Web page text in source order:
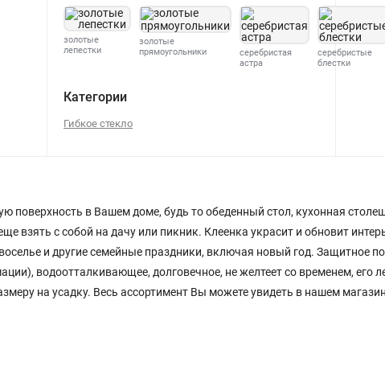
золотые
лепестки
золотые
прямоугольники
серебристая
астра
серебристые
блестки
Категории
Гибкое стекло
поверхность в Вашем доме, будь то обеденный стол, кухонная
взять с собой на дачу или пикник. Клеенка украсит и обновит
и другие семейные праздники, включая новый год. Защитное
водоотталкивающее, долговечное, не желтеет со временем, его
на усадку. Весь ассортимент Вы можете увидеть в нашем